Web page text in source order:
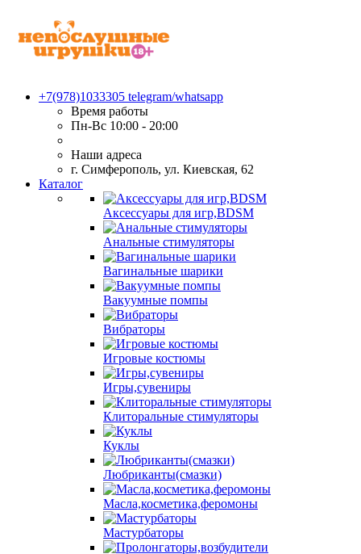
+7(978)1033305 telegram/whatsapp
Время работы
Пн-Вс 10:00 - 20:00
Наши адреса
г. Симферополь, ул. Киевская, 62
Каталог
Аксессуары для игр,BDSM
Анальные стимуляторы
Вагинальные шарики
Вакуумные помпы
Вибраторы
Игровые костюмы
Игры,сувениры
Клиторальные стимуляторы
Куклы
Любриканты(смазки)
Масла,косметика,феромоны
Мастурбаторы